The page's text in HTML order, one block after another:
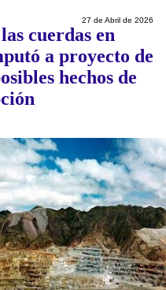
27 de Abril de 2026
cuerdas en
a proyecto de
hechos de